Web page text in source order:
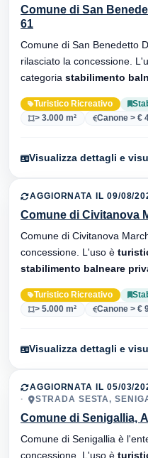
Comune di San
61
Comune di San Benedetto
rilasciato
categoria stabilimento
Turistico Ricreativo
> 3.000 m²
Canone > €
Visualizza dettagli e
AGGIORNATA IL 09/08/
Comune di Civitanova
Comune di Civitanova
concessione. L'uso è
stabilimento balneare
Turistico Ricreativo
> 5.000 m²
Canone > €
Visualizza dettagli e
AGGIORNATA IL 05/03/
STRADA SESTA,
Comune di Senigallia,
Comune di Senigallia è
concessione. L'uso è